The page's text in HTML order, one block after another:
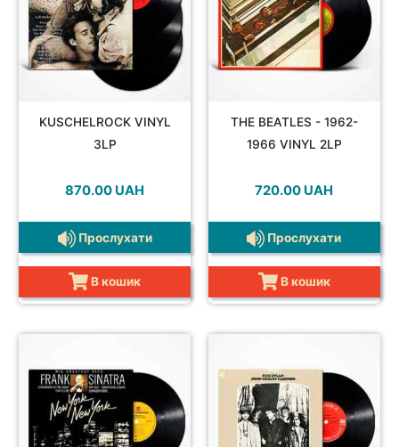
KUSCHELROCK VINYL
3LP
870.00 UAH
Прослухати
В кошик
THE BEATLES - 1962-
1966 VINYL 2LP
720.00 UAH
Прослухати
В кошик